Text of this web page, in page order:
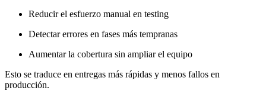
Reducir el esfuerzo manual en testing
Detectar errores en fases más tempranas
Aumentar la cobertura sin ampliar el equipo
Esto se traduce en entregas más rápidas y menos fallos en
producción.